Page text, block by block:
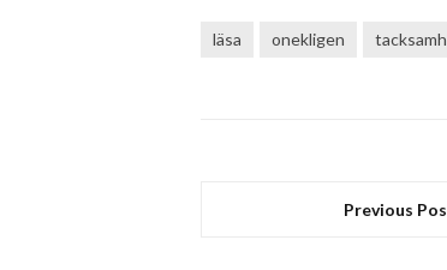
läsa onekligen
Previous